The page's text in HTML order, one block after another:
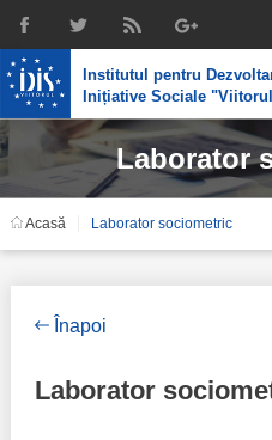
Institutul pentru
Inițiative Sociale "Viitorul
Despre noi
Profil
Recrutare
Chairman's legacy
Expertiza IDIS
Politici de reintegrare
Media
Buletinul informativ
Laborator
Acasă Laborator sociometric
Înapoi
Laborator